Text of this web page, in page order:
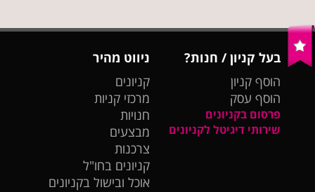
בעל קניון / חנות?
הוסף קניון
הוסף עסק
פרסום בקניונים
שירותי דיגיטל לקניונים
ניווט מהיר
קניונים
מרכזי קניות
חנויות
מבצעים
צרכנות
קניונים בחו"ל
אוכל ובישול בקניונים